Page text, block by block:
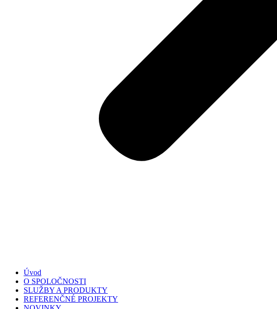
Úvod
O SPOLOČNOSTI
SLUŽBY A PRODUKTY
REFERENČNÉ PROJEKTY